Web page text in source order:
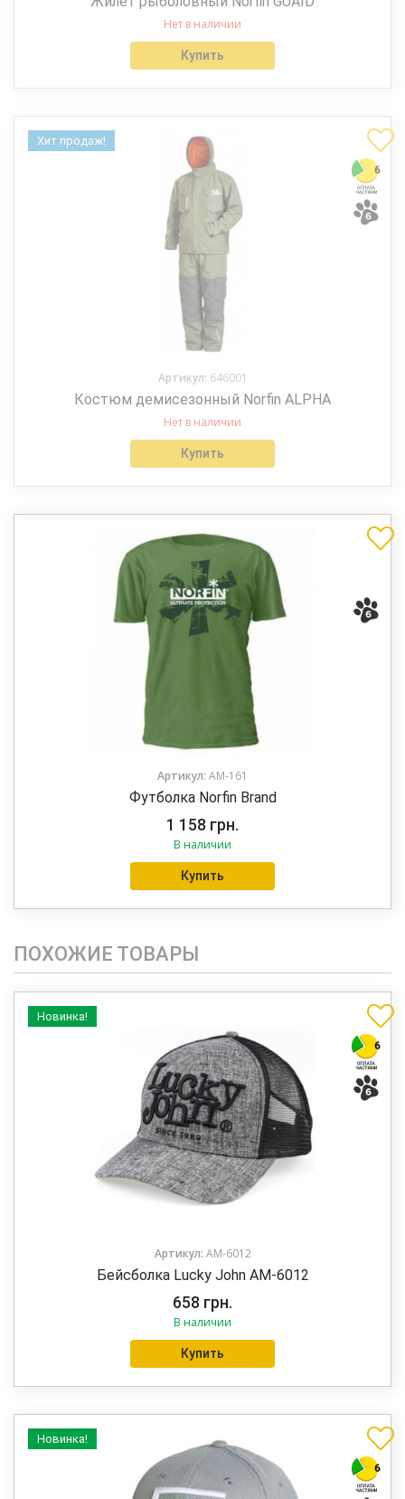
Нет в наличии
Купить
Хит продаж!
Артикул: 646001
Костюм демисезонный Norfin ALPHA
Нет в наличии
Купить
Артикул: AM-161
Футболка Norfin Brand
1 158 грн.
В наличии
Купить
ПОХОЖИЕ ТОВАРЫ
Новинка!
Артикул: AM-6012
Бейсболка Lucky John AM-6012
658 грн.
В наличии
Купить
Новинка!